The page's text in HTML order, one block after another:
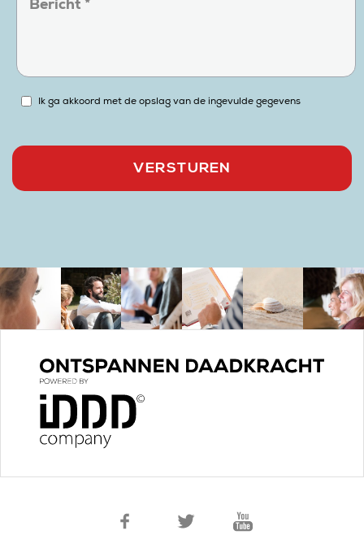
Ik ga akkoord met de opslag van de ingevulde gegevens